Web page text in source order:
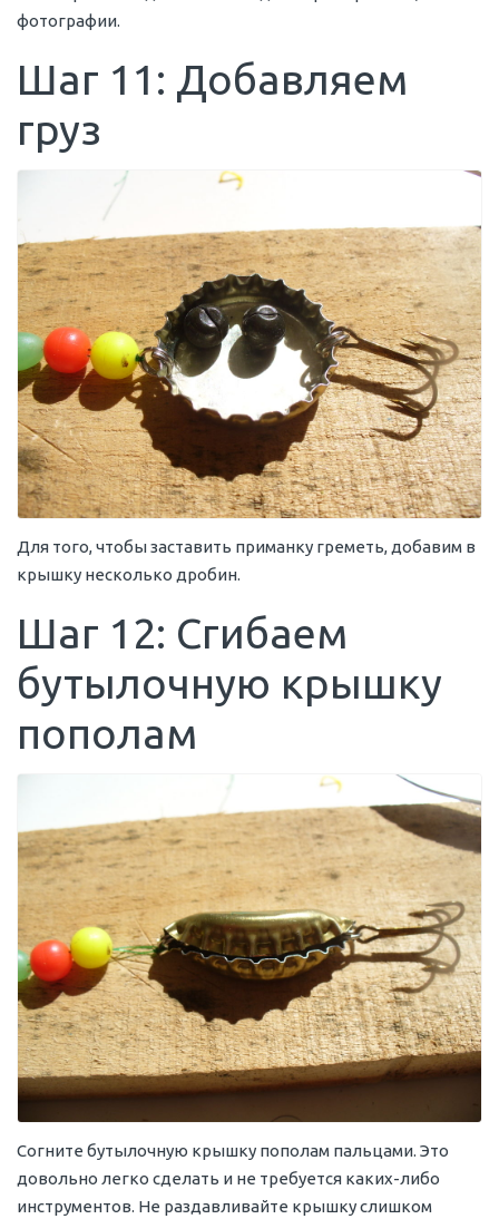
фотографии.
Шаг 11: Добавляем
груз
Для того, чтобы заставить приманку греметь, добавим в
крышку несколько дробин.
Шаг 12: Сгибаем
бутылочную крышку
пополам
Согните бутылочную крышку пополам пальцами. Это
довольно легко сделать и не требуется каких-либо
инструментов. Не раздавливайте крышку слишком